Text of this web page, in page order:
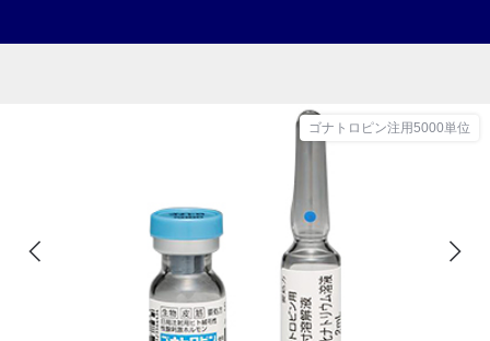
ゴナトロピン注用5000単位